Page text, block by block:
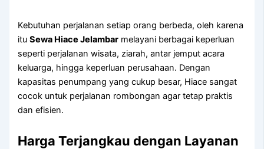
Kebutuhan perjalanan setiap orang berbeda, oleh karena
ituSewa Hiace Jelambar melayani berbagai keperluan
seperti perjalanan wisata, ziarah, antar jemput acara
keluarga, hingga keperluan perusahaan. Dengan
kapasitas penumpang yang cukup besar, Hiace sangat
cocok untuk perjalanan rombongan agar tetap praktis
dan efisien.
Harga Terjangkau dengan Layanan